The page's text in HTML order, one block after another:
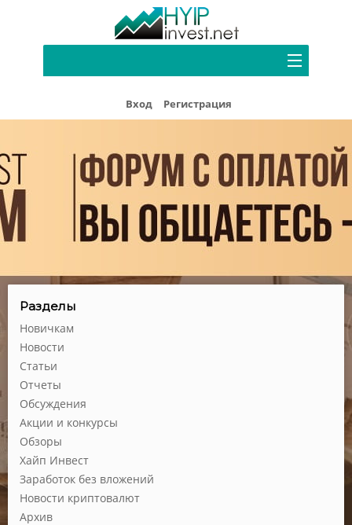
Рефбек
Реклама
Вход Регистрация
Разделы
Новичкам
Новости
Статьи
Отчеты
Обсуждения
Акции и конкурсы
Обзоры
Хайп Инвест
Заработок без вложений
Новости криптовалют
Архив